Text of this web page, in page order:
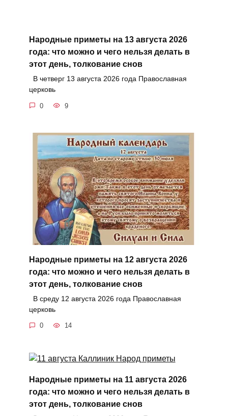
Народные приметы на 13 августа 2026
года: что можно и чего нельзя делать в
этот день, толкование снов
В четверг 13 августа 2026 года Православная
церковь
0 9
Народные приметы на 12 августа 2026
года: что можно и чего нельзя делать в
этот день, толкование снов
В среду 12 августа 2026 года Православная
церковь
0 14
Народные приметы на 11 августа 2026
года: что можно и чего нельзя делать в
этот день, толкование снов